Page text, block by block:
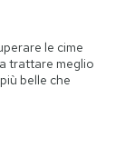
le cime
trattare meglio
belle che